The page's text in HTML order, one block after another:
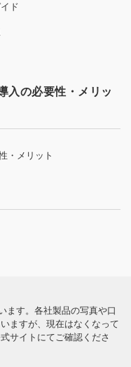
ド
入の必要性・メリッ
・メリット
ます。各社製品の写真や口
ますが、現在はなくなって
サイトにてご確認くださ